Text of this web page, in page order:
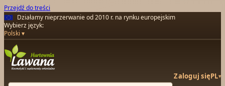
Przejdź do treści
Działamy nieprzerwanie od 2010 r. na rynku europejskim
Wybierz język:
Polski
Zaloguj sięPL▾